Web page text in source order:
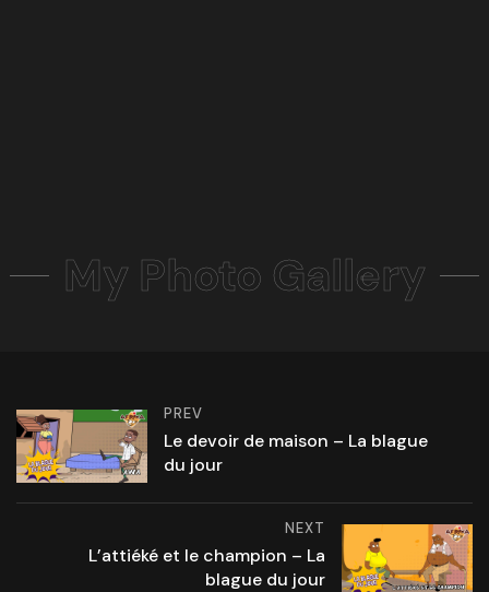
My Photo Gallery
PREV
Le devoir de maison – La blague
du jour
NEXT
L’attiéké et le champion – La
blague du jour